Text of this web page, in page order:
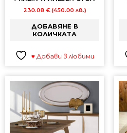
230.08 € (450.00 лв.)
ДОБАВЯНЕ В
КОЛИЧКАТА
♥ Добави в любими